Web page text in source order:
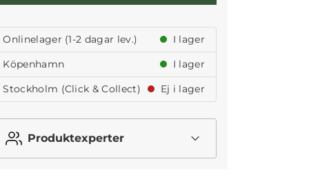
Onlinelager (1-2 dagar lev.)
I lager
Köpenhamn
I lager
Stockholm (Click & Collect)
Ej i lager
Produktexperter